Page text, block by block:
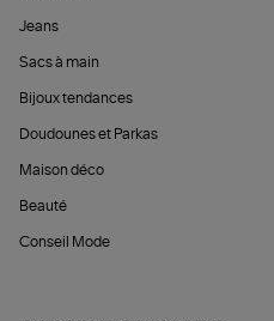
Jeans
Sacs à main
Bijoux tendances
Doudounes et Parkas
Maison déco
Beauté
Conseil Mode